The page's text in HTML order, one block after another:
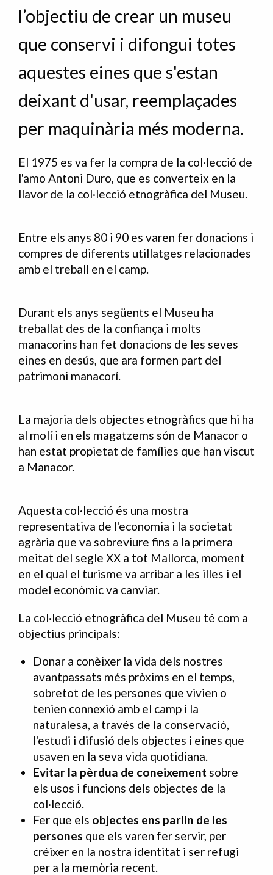
l’objectiu de crear un museu
que conservi i difongui totes
aquestes eines que s'estan
deixant d'usar, reemplaçades
per maquinària més moderna.
El 1975 es va fer la compra de la col·lecció de
l'amo Antoni Duro, que es converteix en la
llavor de la col·lecció etnogràfica del Museu.
Entre els anys 80 i 90 es varen fer donacions i
compres de diferents utillatges relacionades
amb el treball en el camp.
Durant els anys següents el Museu ha
treballat des de la confiança i molts
manacorins han fet donacions de les seves
eines en desús, que ara formen part del
patrimoni manacorí.
La majoria dels objectes etnogràfics que hi ha
al molí i en els magatzems són de Manacor o
han estat propietat de famílies que han viscut
a Manacor.
Aquesta col·lecció és una mostra
representativa de l'economia i la societat
agrària que va sobreviure fins a la primera
meitat del segle XX a tot Mallorca, moment
en el qual el turisme va arribar a les illes i el
model econòmic va canviar.
La col·lecció etnogràfica del Museu té com a
objectius principals:
Donar a conèixer la vida dels nostres
avantpassats més pròxims en el temps,
sobretot de les persones que vivien o
tenien connexió amb el camp i la
naturalesa, a través de la conservació,
l'estudi i difusió dels objectes i eines que
usaven en la seva vida quotidiana.
Evitar la pèrdua de coneixement sobre
els usos i funcions dels objectes de la
col·lecció.
Fer que els objectes ens parlin de les
persones que els varen fer servir, per
créixer en la nostra identitat i ser refugi
per a la memòria recent.